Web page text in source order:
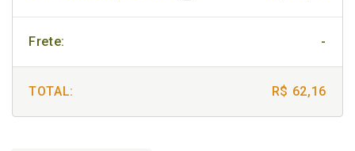
Frete: -
TOTAL: R$ 62,16